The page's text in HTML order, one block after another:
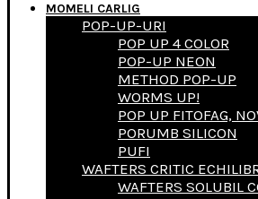
MOMELI CARLIG
POP-UP-URI
POP UP 4 COLOR
POP-UP NEON
METHOD POP-UP
WORMS UP!
POP UP FITOFAG,
PORUMB SILICON
PUFI
WAFTERS CRITIC
WAFTERS SOLUBIL